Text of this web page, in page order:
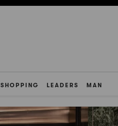
SHOPPING LEADERS MAN